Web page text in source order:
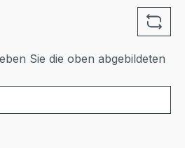
Sie die oben abgebildeten